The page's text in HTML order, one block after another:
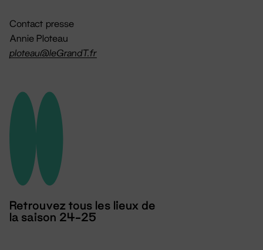
Contact presse
Annie Ploteau
ploteau@leGrandT.fr
Retrouvez tous les lieux de
la saison 24-25